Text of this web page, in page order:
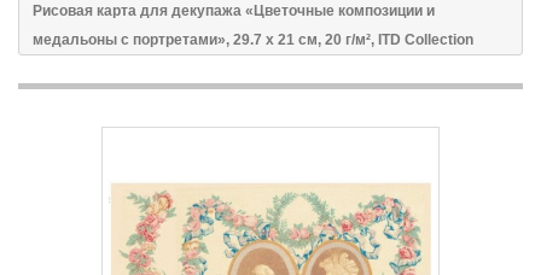
Рисовая карта для декупажа «Цветочные композиции и
медальоны с портретами», 29.7 x 21 см, 20 г/м², ITD Collection